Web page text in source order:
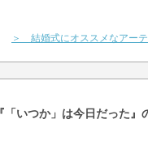
＞ 結婚式にオススメなアー
「いつか」は今日だった』